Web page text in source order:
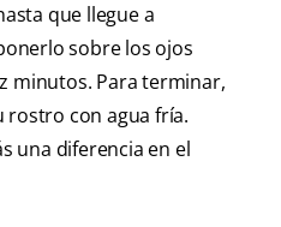
que llegue a
sobre los ojos
minutos. Para terminar,
rostro con agua fría.
una diferencia en el